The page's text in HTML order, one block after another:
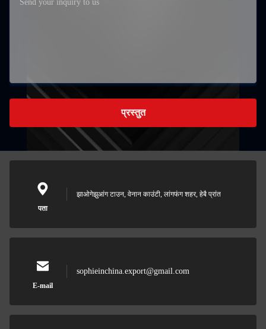
प्रस्तुत
पता
झाओगेझुआंग टाउन, वेनान काउंटी, लांगफंग शहर, हेबै प्रांत
E-mail
sophieinchina.export@gmail.com